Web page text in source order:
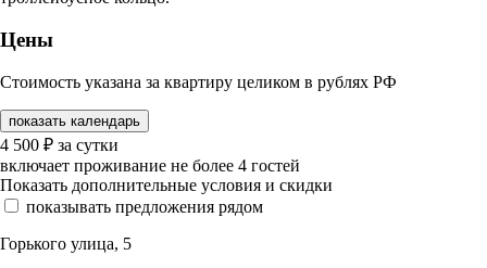
Цены
Стоимость указана за квартиру целиком в рублях РФ
показать календарь
4 500 ₽ за сутки
включает проживание не более 4 гостей
Показать дополнительные условия и скидки
показывать предложения рядом
Горького улица, 5